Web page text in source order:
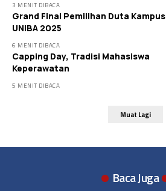
3 MENIT DIBACA
Grand Final Pemilihan Duta Kampus
UNIBA 2025
6 MENIT DIBACA
Capping Day, Tradisi Mahasiswa
Keperawatan
5 MENIT DIBACA
Muat Lagi
Baca Juga